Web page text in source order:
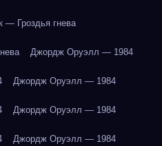
— Гроздья гнева
Джордж Оруэлл — 1984
Джордж Оруэлл — 1984
Джордж Оруэлл — 1984
Джордж Оруэлл — 1984